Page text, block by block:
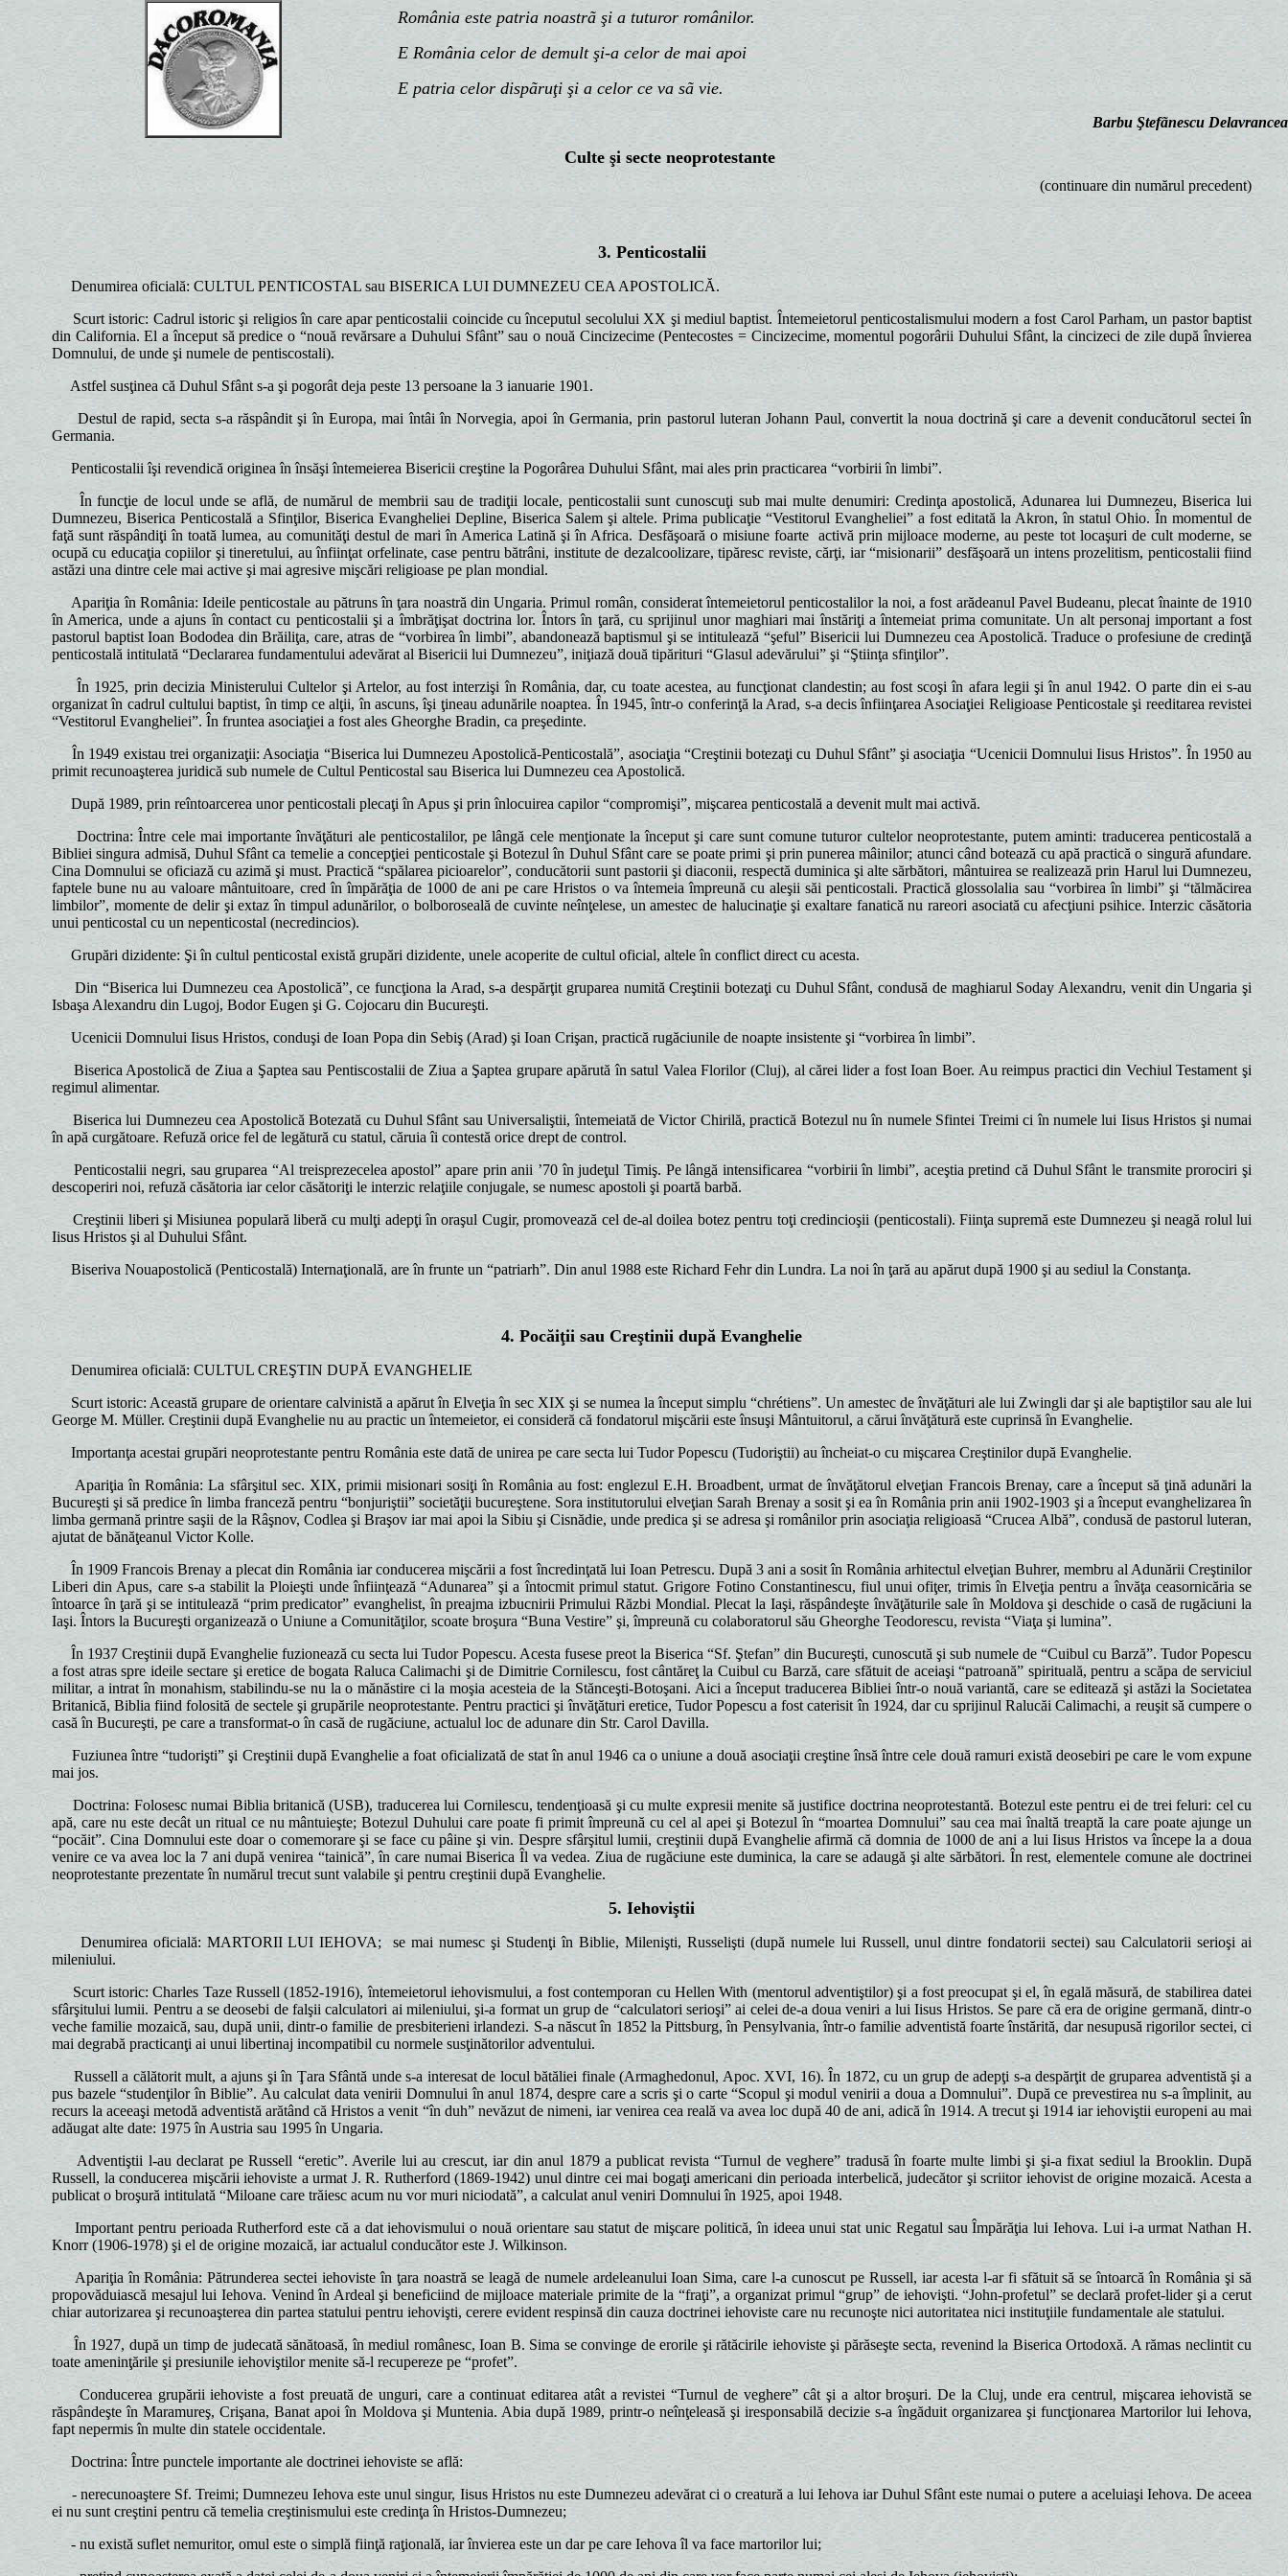
România este patria noastrã şi a tuturor românilor.
E România celor de demult şi-a celor de mai apoi
E patria celor dispãruţi şi a celor ce va sã vie.
Barbu Ştefãnescu Delavrancea
Culte şi secte neoprotestante
(continuare din numărul precedent)
3. Penticostalii
Denumirea oficială: CULTUL PENTICOSTAL sau BISERICA LUI DUMNEZEU CEA APOSTOLICĂ.
Scurt istoric: Cadrul istoric şi religios în care apar penticostalii coincide cu începutul secolului XX şi mediul baptist. Întemeietorul penticostalismului modern a fost Carol Parham, un pastor baptist
din California. El a început să predice o “nouă revărsare a Duhului Sfânt” sau o nouă Cincizecime (Pentecostes = Cincizecime, momentul pogorârii Duhului Sfânt, la cincizeci de zile după învierea
Domnului, de unde şi numele de pentiscostali).
Astfel susţinea că Duhul Sfânt s-a şi pogorât deja peste 13 persoane la 3 ianuarie 1901.
Destul de rapid, secta s-a răspândit şi în Europa, mai întâi în Norvegia, apoi în Germania, prin pastorul luteran Johann Paul, convertit la noua doctrină şi care a devenit conducătorul sectei în
Germania.
Penticostalii îşi revendică originea în însăşi întemeierea Bisericii creştine la Pogorârea Duhului Sfânt, mai ales prin practicarea “vorbirii în limbi”.
În funcţie de locul unde se află, de numărul de membrii sau de tradiţii locale, penticostalii sunt cunoscuţi sub mai multe denumiri: Credinţa apostolică, Adunarea lui Dumnezeu, Biserica lui
Dumnezeu, Biserica Penticostală a Sfinţilor, Biserica Evangheliei Depline, Biserica Salem şi altele. Prima publicaţie “Vestitorul Evangheliei” a fost editată la Akron, în statul Ohio. În momentul de
faţă sunt răspândiţi în toată lumea, au comunităţi destul de mari în America Latină şi în Africa. Desfăşoară o misiune foarte activă prin mijloace moderne, au peste tot locaşuri de cult moderne, se
ocupă cu educaţia copiilor şi tineretului, au înfiinţat orfelinate, case pentru bătrâni, institute de dezalcoolizare, tipăresc reviste, cărţi, iar “misionarii” desfăşoară un intens prozelitism, penticostalii fiind
astăzi una dintre cele mai active şi mai agresive mişcări religioase pe plan mondial.
Apariţia în România: Ideile penticostale au pătruns în ţara noastră din Ungaria. Primul român, considerat întemeietorul penticostalilor la noi, a fost arădeanul Pavel Budeanu, plecat înainte de 1910
în America, unde a ajuns în contact cu penticostalii şi a îmbrăţişat doctrina lor. Întors în ţară, cu sprijinul unor maghiari mai înstăriţi a întemeiat prima comunitate. Un alt personaj important a fost
pastorul baptist Ioan Bododea din Brăiliţa, care, atras de “vorbirea în limbi”, abandonează baptismul şi se intitulează “şeful” Bisericii lui Dumnezeu cea Apostolică. Traduce o profesiune de credinţă
penticostală intitulată “Declararea fundamentului adevărat al Bisericii lui Dumnezeu”, iniţiază două tipărituri “Glasul adevărului” şi “Ştiinţa sfinţilor”.
În 1925, prin decizia Ministerului Cultelor şi Artelor, au fost interzişi în România, dar, cu toate acestea, au funcţionat clandestin; au fost scoşi în afara legii şi în anul 1942. O parte din ei s-au
organizat în cadrul cultului baptist, în timp ce alţii, în ascuns, îşi ţineau adunările noaptea. În 1945, într-o conferinţă la Arad, s-a decis înfiinţarea Asociaţiei Religioase Penticostale şi reeditarea revistei
“Vestitorul Evangheliei”. În fruntea asociaţiei a fost ales Gheorghe Bradin, ca preşedinte.
În 1949 existau trei organizaţii: Asociaţia “Biserica lui Dumnezeu Apostolică-Penticostală”, asociaţia “Creştinii botezaţi cu Duhul Sfânt” şi asociaţia “Ucenicii Domnului Iisus Hristos”. În 1950 au
primit recunoaşterea juridică sub numele de Cultul Penticostal sau Biserica lui Dumnezeu cea Apostolică.
După 1989, prin reîntoarcerea unor penticostali plecaţi în Apus şi prin înlocuirea capilor “compromişi”, mişcarea penticostală a devenit mult mai activă.
Doctrina: Între cele mai importante învăţături ale penticostalilor, pe lângă cele menţionate la început şi care sunt comune tuturor cultelor neoprotestante, putem aminti: traducerea penticostală a
Bibliei singura admisă, Duhul Sfânt ca temelie a concepţiei penticostale şi Botezul în Duhul Sfânt care se poate primi şi prin punerea mâinilor; atunci când botează cu apă practică o singură afundare.
Cina Domnului se oficiază cu azimă şi must. Practică “spălarea picioarelor”, conducătorii sunt pastorii şi diaconii, respectă duminica şi alte sărbători, mântuirea se realizează prin Harul lui Dumnezeu,
faptele bune nu au valoare mântuitoare, cred în împărăţia de 1000 de ani pe care Hristos o va întemeia împreună cu aleşii săi penticostali. Practică glossolalia sau “vorbirea în limbi” şi “tălmăcirea
limbilor”, momente de delir şi extaz în timpul adunărilor, o bolboroseală de cuvinte neînţelese, un amestec de halucinaţie şi exaltare fanatică nu rareori asociată cu afecţiuni psihice. Interzic căsătoria
unui penticostal cu un nepenticostal (necredincios).
Grupări dizidente: Şi în cultul penticostal există grupări dizidente, unele acoperite de cultul oficial, altele în conflict direct cu acesta.
Din “Biserica lui Dumnezeu cea Apostolică”, ce funcţiona la Arad, s-a despărţit gruparea numită Creştinii botezaţi cu Duhul Sfânt, condusă de maghiarul Soday Alexandru, venit din Ungaria şi
Isbaşa Alexandru din Lugoj, Bodor Eugen şi G. Cojocaru din Bucureşti.
Ucenicii Domnului Iisus Hristos, conduşi de Ioan Popa din Sebiş (Arad) şi Ioan Crişan, practică rugăciunile de noapte insistente şi “vorbirea în limbi”.
Biserica Apostolică de Ziua a Şaptea sau Pentiscostalii de Ziua a Şaptea grupare apărută în satul Valea Florilor (Cluj), al cărei lider a fost Ioan Boer. Au reimpus practici din Vechiul Testament şi
regimul alimentar.
Biserica lui Dumnezeu cea Apostolică Botezată cu Duhul Sfânt sau Universaliştii, întemeiată de Victor Chirilă, practică Botezul nu în numele Sfintei Treimi ci în numele lui Iisus Hristos şi numai
în apă curgătoare. Refuză orice fel de legătură cu statul, căruia îi contestă orice drept de control.
Penticostalii negri, sau gruparea “Al treisprezecelea apostol” apare prin anii ’70 în judeţul Timiş. Pe lângă intensificarea “vorbirii în limbi”, aceştia pretind că Duhul Sfânt le transmite prorociri şi
descoperiri noi, refuză căsătoria iar celor căsătoriţi le interzic relaţiile conjugale, se numesc apostoli şi poartă barbă.
Creştinii liberi şi Misiunea populară liberă cu mulţi adepţi în oraşul Cugir, promovează cel de-al doilea botez pentru toţi credincioşii (penticostali). Fiinţa supremă este Dumnezeu şi neagă rolul lui
Iisus Hristos şi al Duhului Sfânt.
Biseriva Nouapostolică (Penticostală) Internaţională, are în frunte un “patriarh”. Din anul 1988 este Richard Fehr din Lundra. La noi în ţară au apărut după 1900 şi au sediul la Constanţa.
4. Pocăiţii sau Creştinii după Evanghelie
Denumirea oficială: CULTUL CREŞTIN DUPĂ EVANGHELIE
Scurt istoric: Această grupare de orientare calvinistă a apărut în Elveţia în sec XIX şi se numea la început simplu “chrétiens”. Un amestec de învăţături ale lui Zwingli dar şi ale baptiştilor sau ale lui
George M. Müller. Creştinii după Evanghelie nu au practic un întemeietor, ei consideră că fondatorul mişcării este însuşi Mântuitorul, a cărui învăţătură este cuprinsă în Evanghelie.
Importanţa acestai grupări neoprotestante pentru România este dată de unirea pe care secta lui Tudor Popescu (Tudoriştii) au încheiat-o cu mişcarea Creştinilor după Evanghelie.
Apariţia în România: La sfârşitul sec. XIX, primii misionari sosiţi în România au fost: englezul E.H. Broadbent, urmat de învăţătorul elveţian Francois Brenay, care a început să ţină adunări la
Bucureşti şi să predice în limba franceză pentru “bonjuriştii” societăţii bucureştene. Sora institutorului elveţian Sarah Brenay a sosit şi ea în România prin anii 1902-1903 şi a început evanghelizarea în
limba germană printre saşii de la Râşnov, Codlea şi Braşov iar mai apoi la Sibiu şi Cisnădie, unde predica şi se adresa şi românilor prin asociaţia religioasă “Crucea Albă”, condusă de pastorul luteran,
ajutat de bănăţeanul Victor Kolle.
În 1909 Francois Brenay a plecat din România iar conducerea mişcării a fost încredinţată lui Ioan Petrescu. După 3 ani a sosit în România arhitectul elveţian Buhrer, membru al Adunării Creştinilor
Liberi din Apus, care s-a stabilit la Ploieşti unde înfiinţează “Adunarea” şi a întocmit primul statut. Grigore Fotino Constantinescu, fiul unui ofiţer, trimis în Elveţia pentru a învăţa ceasornicăria se
întoarce în ţară şi se intitulează “prim predicator” evanghelist, în preajma izbucnirii Primului Răzbi Mondial. Plecat la Iaşi, răspândeşte învăţăturile sale în Moldova şi deschide o casă de rugăciuni la
Iaşi. Întors la Bucureşti organizează o Uniune a Comunităţilor, scoate broşura “Buna Vestire” şi, împreună cu colaboratorul său Gheorghe Teodorescu, revista “Viaţa şi lumina”.
În 1937 Creştinii după Evanghelie fuzionează cu secta lui Tudor Popescu. Acesta fusese preot la Biserica “Sf. Ştefan” din Bucureşti, cunoscută şi sub numele de “Cuibul cu Barză”. Tudor Popescu
a fost atras spre ideile sectare şi eretice de bogata Raluca Calimachi şi de Dimitrie Cornilescu, fost cântăreţ la Cuibul cu Barză, care sfătuit de aceiaşi “patroană” spirituală, pentru a scăpa de serviciul
militar, a intrat în monahism, stabilindu-se nu la o mănăstire ci la moşia acesteia de la Stănceşti-Botoşani. Aici a început traducerea Bibliei într-o nouă variantă, care se editează şi astăzi la Societatea
Britanică, Biblia fiind folosită de sectele şi grupările neoprotestante. Pentru practici şi învăţături eretice, Tudor Popescu a fost caterisit în 1924, dar cu sprijinul Ralucăi Calimachi, a reuşit să cumpere o
casă în Bucureşti, pe care a transformat-o în casă de rugăciune, actualul loc de adunare din Str. Carol Davilla.
Fuziunea între “tudorişti” şi Creştinii după Evanghelie a foat oficializată de stat în anul 1946 ca o uniune a două asociaţii creştine însă între cele două ramuri există deosebiri pe care le vom expune
mai jos.
Doctrina: Folosesc numai Biblia britanică (USB), traducerea lui Cornilescu, tendenţioasă şi cu multe expresii menite să justifice doctrina neoprotestantă. Botezul este pentru ei de trei feluri: cel cu
apă, care nu este decât un ritual ce nu mântuieşte; Botezul Duhului care poate fi primit împreună cu cel al apei şi Botezul în “moartea Domnului” sau cea mai înaltă treaptă la care poate ajunge un
“pocăit”. Cina Domnului este doar o comemorare şi se face cu pâine şi vin. Despre sfârşitul lumii, creştinii după Evanghelie afirmă că domnia de 1000 de ani a lui Iisus Hristos va începe la a doua
venire ce va avea loc la 7 ani după venirea “tainică”, în care numai Biserica Îl va vedea. Ziua de rugăciune este duminica, la care se adaugă şi alte sărbători. În rest, elementele comune ale doctrinei
neoprotestante prezentate în numărul trecut sunt valabile şi pentru creştinii după Evanghelie.
5. Iehoviştii
Denumirea oficială: MARTORII LUI IEHOVA;
se mai numesc şi Studenţi în Biblie, Milenişti, Russelişti (după numele lui Russell, unul dintre fondatorii sectei) sau Calculatorii serioşi ai
mileniului.
Scurt istoric: Charles Taze Russell (1852-1916), întemeietorul iehovismului, a fost contemporan cu Hellen With (mentorul adventiştilor) şi a fost preocupat şi el, în egală măsură, de stabilirea datei
sfârşitului lumii. Pentru a se deosebi de falşii calculatori ai mileniului, şi-a format un grup de “calculatori serioşi” ai celei de-a doua veniri a lui Iisus Hristos. Se pare că era de origine germană, dintr-o
veche familie mozaică, sau, după unii, dintr-o familie de presbiterieni irlandezi. S-a născut în 1852 la Pittsburg, în Pensylvania, într-o familie adventistă foarte înstărită, dar nesupusă rigorilor sectei, ci
mai degrabă practicanţi ai unui libertinaj incompatibil cu normele susţinătorilor adventului.
Russell a călătorit mult, a ajuns şi în Ţara Sfântă unde s-a interesat de locul bătăliei finale (Armaghedonul, Apoc. XVI, 16). În 1872, cu un grup de adepţi s-a despărţit de gruparea adventistă şi a
pus bazele “studenţilor în Biblie”. Au calculat data venirii Domnului în anul 1874, despre care a scris şi o carte “Scopul şi modul venirii a doua a Domnului”. După ce prevestirea nu s-a împlinit, au
recurs la aceeaşi metodă adventistă arătând că Hristos a venit “în duh” nevăzut de nimeni, iar venirea cea reală va avea loc după 40 de ani, adică în 1914. A trecut şi 1914 iar iehoviştii europeni au mai
adăugat alte date: 1975 în Austria sau 1995 în Ungaria.
Adventiştii l-au declarat pe Russell “eretic”. Averile lui au crescut, iar din anul 1879 a publicat revista “Turnul de veghere” tradusă în foarte multe limbi şi şi-a fixat sediul la Brooklin. După
Russell, la conducerea mişcării iehoviste a urmat J. R. Rutherford (1869-1942) unul dintre cei mai bogaţi americani din perioada interbelică, judecător şi scriitor iehovist de origine mozaică. Acesta a
publicat o broşură intitulată “Miloane care trăiesc acum nu vor muri niciodată”, a calculat anul veniri Domnului în 1925, apoi 1948.
Important pentru perioada Rutherford este că a dat iehovismului o nouă orientare sau statut de mişcare politică, în ideea unui stat unic Regatul sau Împărăţia lui Iehova. Lui i-a urmat Nathan H.
Knorr (1906-1978) şi el de origine mozaică, iar actualul conducător este J. Wilkinson.
Apariţia în România: Pătrunderea sectei iehoviste în ţara noastră se leagă de numele ardeleanului Ioan Sima, care l-a cunoscut pe Russell, iar acesta l-ar fi sfătuit să se întoarcă în România şi să
propovăduiască mesajul lui Iehova. Venind în Ardeal şi beneficiind de mijloace materiale primite de la “fraţi”, a organizat primul “grup” de iehovişti. “John-profetul” se declară profet-lider şi a cerut
chiar autorizarea şi recunoaşterea din partea statului pentru iehovişti, cerere evident respinsă din cauza doctrinei iehoviste care nu recunoşte nici autoritatea nici instituţiile fundamentale ale statului.
În 1927, după un timp de judecată sănătoasă, în mediul românesc, Ioan B. Sima se convinge de erorile şi rătăcirile iehoviste şi părăseşte secta, revenind la Biserica Ortodoxă. A rămas neclintit cu
toate ameninţările şi presiunile iehoviştilor menite să-l recupereze pe “profet”.
Conducerea grupării iehoviste a fost preuată de unguri, care a continuat editarea atât a revistei “Turnul de veghere” cât şi a altor broşuri. De la Cluj, unde era centrul, mişcarea iehovistă se
răspândeşte în Maramureş, Crişana, Banat apoi în Moldova şi Muntenia. Abia după 1989, printr-o neînţeleasă şi iresponsabilă decizie s-a îngăduit organizarea şi funcţionarea Martorilor lui Iehova,
fapt nepermis în multe din statele occidentale.
Doctrina: Între punctele importante ale doctrinei iehoviste se află:
- nerecunoaştere Sf. Treimi; Dumnezeu Iehova este unul singur, Iisus Hristos nu este Dumnezeu adevărat ci o creatură a lui Iehova iar Duhul Sfânt este numai o putere a aceluiaşi Iehova. De aceea
ei nu sunt creştini pentru că temelia creştinismului este credinţa în Hristos-Dumnezeu;
- nu există suflet nemuritor, omul este o simplă fiinţă raţională, iar învierea este un dar pe care Iehova îl va face martorilor lui;